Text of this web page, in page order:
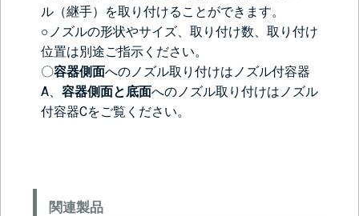
ル（継手）を取り付けることができます。
○ノズルの形状やサイズ、取り付け数、取り付け
位置は別途ご指示ください。
〇容器側面へのノズル取り付けは ノズル付容器
A
容器側面と底面へのノズル取り付けは ノズル
付容器Cをご覧ください。
関連製品